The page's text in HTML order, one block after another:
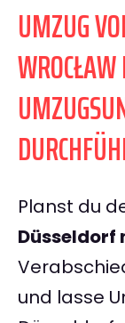
UMZUG
Planst du
Düsseldorf
und lasse